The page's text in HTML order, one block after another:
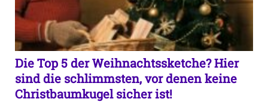
Die Top 5 der Weihnachtssketche? Hier
sind die schlimmsten, vor denen keine
Christbaumkugel sicher ist!